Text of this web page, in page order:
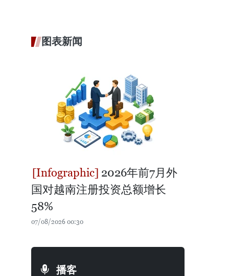
图表新闻
2026年前7月外
国对越南注册投资总额增长
58%
07/08/2026 00:30
播客